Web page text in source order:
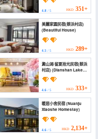
4.8/ 5 HKD 351+
美麗家園民宿(蔡浜村店)
(Beautiful House)
4.5/ 5 HKD 289+
澱山湖·留夏拾光民宿(蔡浜
村店) (Dianshan Lake
Liuxia Shiguang
Homestay（Cai Bang
Cun Store ）)
4.6/ 5 HKD 333+
暖居小舍民宿 (Nuanju
Xiaoshe Homestay)
4.6/ 5 HKD 2,134+